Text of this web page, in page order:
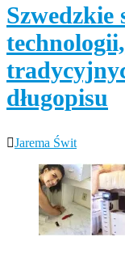
Szwedzkie
długopisu
Jarema Świt